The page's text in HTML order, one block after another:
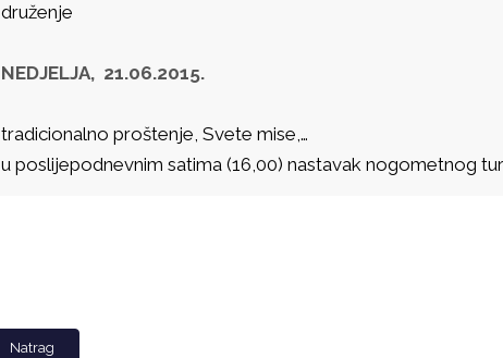
druženje
NEDJELJA, 21.06.2015.
tradicionalno proštenje, Svete mise,…
u poslijepodnevnim satima (16,00) nastavak nogometnog
Natrag